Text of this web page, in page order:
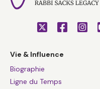
Vie & Influence
Biographie
Ligne du Temps